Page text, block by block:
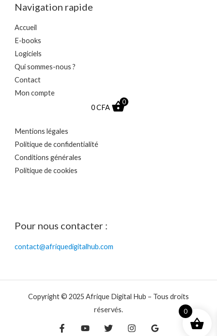
Navigation rapide
Accueil
E-books
Logiciels
Qui sommes-nous ?
Contact
Mon compte
0CFA
0
Mentions légales
Politique de confidentialité
Conditions générales
Politique de cookies
Pour nous contacter :
contact@afriquedigitalhub.com
Copyright © 2025 Afrique Digital Hub – Tous droits
réservés.
0